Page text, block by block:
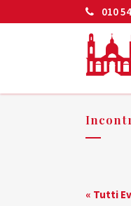
010
« Tutti